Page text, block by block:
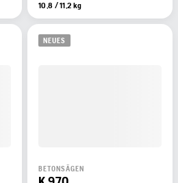
10,8 / 11,2 kg
NEUES
BETONSÄGEN